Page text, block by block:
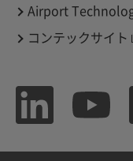
Airport
コンテックサイト